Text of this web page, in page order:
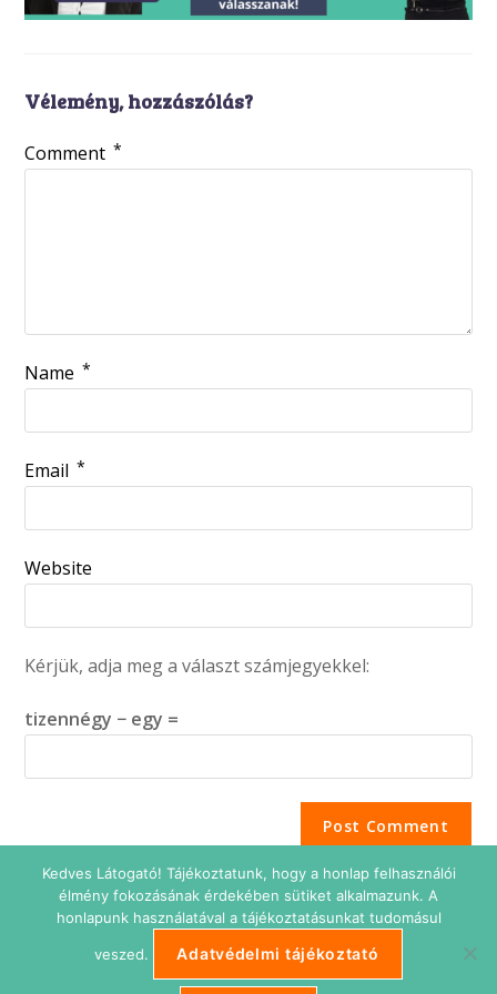
Vélemény, hozzászólás?
Comment *
Name *
Email *
Website
Kérjük, adja meg a választ számjegyekkel:
tizennégy − egy =
Adatkezelési tájékoztató Impresszum
Süti beállítások
Kedves Látogató! Tájékoztatunk, hogy a honlap felhasználói
élmény fokozásának érdekében sütiket alkalmazunk. A
honlapunk használatával a tájékoztatásunkat tudomásul
veszed. Adatvédelmi tájékoztató